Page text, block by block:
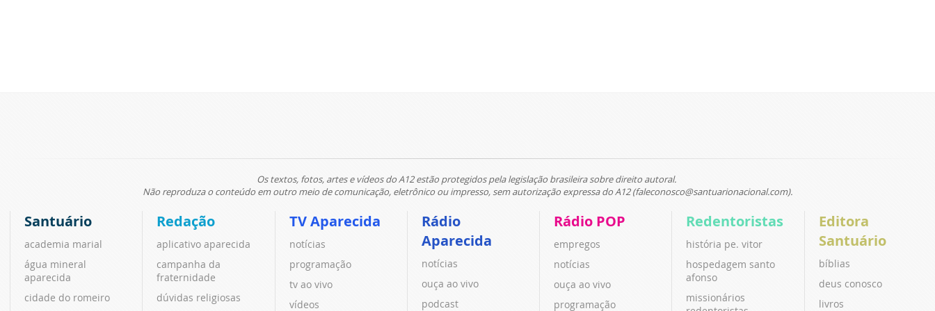
Os textos, fotos, artes e vídeos do A12 estão protegidos pela legislação brasileira sobre direito autoral.
Não reproduza o conteúdo em outro meio de comunicação, eletrônico ou impresso, sem autorização expressa do A12 (faleconosco@santuarionacional.com).
Santuário
academia marial
água mineral
aparecida
cidade do romeiro
Redação
aplicativo aparecida
campanha da
fraternidade
dúvidas religiosas
TV Aparecida
notícias
programação
tv ao vivo
vídeos
Rádio
Aparecida
notícias
ouça ao vivo
podcast
Rádio POP
empregos
notícias
ouça ao vivo
programação
Redentoristas
história pe. vitor
hospedagem santo
afonso
missionários
Editora
Santuário
bíblias
deus conosco
livros